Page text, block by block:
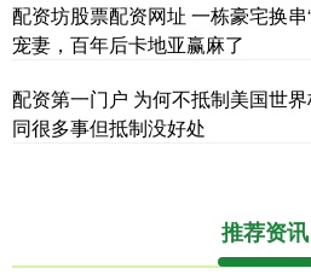
配资坊股票配资网址 一栋豪宅换
宠妻，百年后卡地亚赢麻了
配资第一门户 为何不抵制美国世
同很多事但抵制没好处
推荐资讯